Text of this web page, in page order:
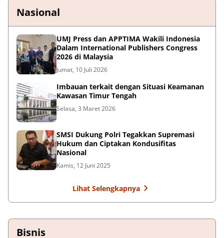
Nasional
UMJ Press dan APPTIMA Wakili Indonesia
Dalam International Publishers Congress
2026 di Malaysia
Jumat, 10 Juli 2026
Imbauan terkait dengan Situasi Keamanan
Kawasan Timur Tengah
Selasa, 3 Maret 2026
SMSI Dukung Polri Tegakkan Supremasi
Hukum dan Ciptakan Kondusifitas
Nasional
Kamis, 12 Juni 2025
Lihat Selengkapnya
Bisnis